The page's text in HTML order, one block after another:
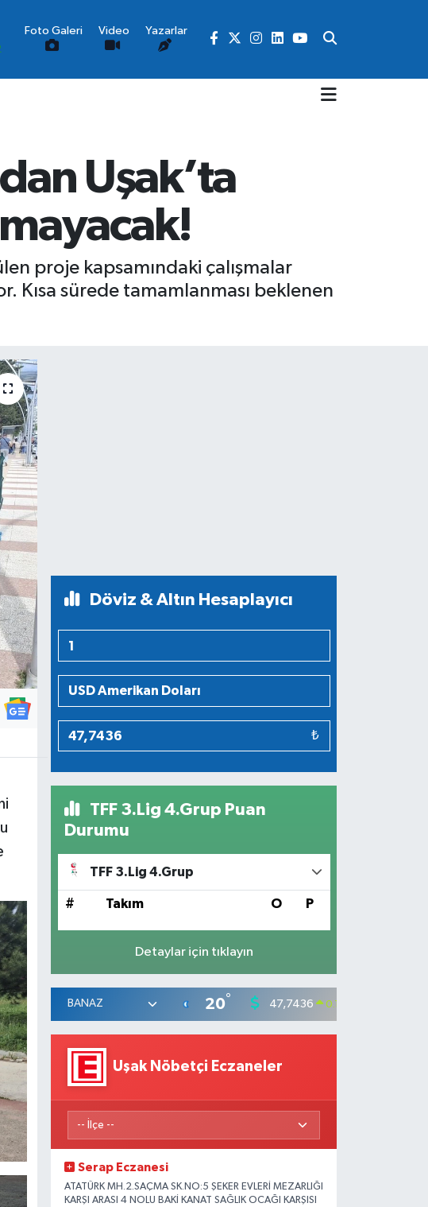
Foto Galeri Video Yazarlar
Uşak’ta
proje kapsamındaki çalışmalar
Kısa sürede tamamlanması beklenen
Döviz & Altın Hesaplayıcı
₺
TFF 3.Lig 4.Grup Puan
Durumu
TFF 3.Lig 4.Grup
# Takım O P
Detaylar için tıklayın
20° 47,7436 0.18
Uşak Nöbetçi Eczaneler
Serap Eczanesi
ATATÜRK MH.2.SAÇMA SK.NO:5 ŞEKER EVLERİ MEZARLIĞI
KARŞI ARASI 4 NOLU BAKİ KANAT SAĞLIK OCAĞI KARŞISI